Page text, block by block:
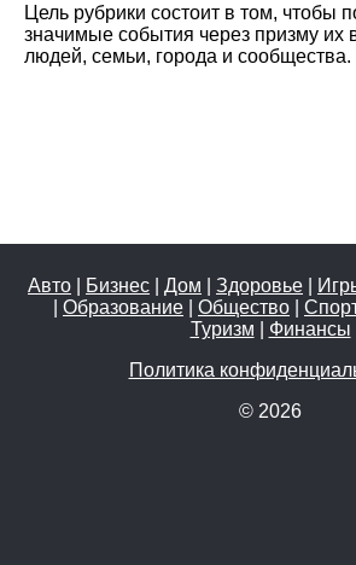
Цель рубрики состоит в том, чтобы
значимые события через призму их
людей, семьи, города и сообщества.
Авто Бизнес Дом Здоровье
Образование Общество
Туризм
Финансы
Политика
© 2026